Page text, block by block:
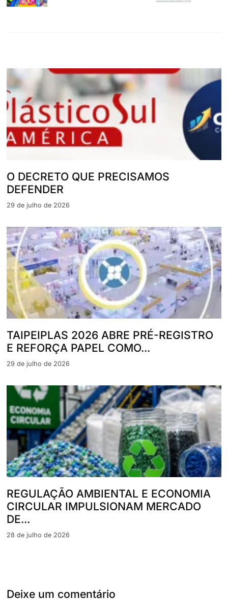
O DECRETO QUE PRECISAMOS
DEFENDER
29 de julho de 2026
TAIPEIPLAS 2026 ABRE PRÉ-REGISTRO
E REFORÇA PAPEL COMO...
29 de julho de 2026
REGULAÇÃO AMBIENTAL E ECONOMIA
CIRCULAR IMPULSIONAM MERCADO
DE...
28 de julho de 2026
Deixe um comentário